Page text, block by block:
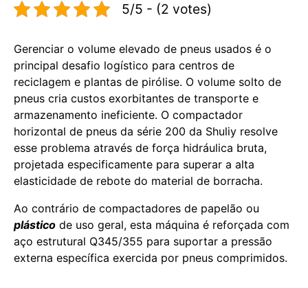
5/5 - (2 votes)
Gerenciar o volume elevado de pneus usados é o
principal desafio logístico para centros de
reciclagem e plantas de pirólise. O volume solto de
pneus cria custos exorbitantes de transporte e
armazenamento ineficiente. O compactador
horizontal de pneus da série 200 da Shuliy resolve
esse problema através de força hidráulica bruta,
projetada especificamente para superar a alta
elasticidade de rebote do material de borracha.
Ao contrário de compactadores de papelão ou
plástico de uso geral, esta máquina é reforçada com
aço estrutural Q345/355 para suportar a pressão
externa específica exercida por pneus comprimidos.